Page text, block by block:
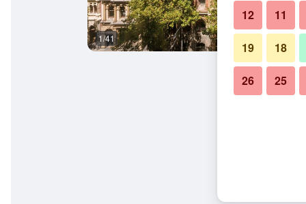
1/41
11
12
18
19
25
26